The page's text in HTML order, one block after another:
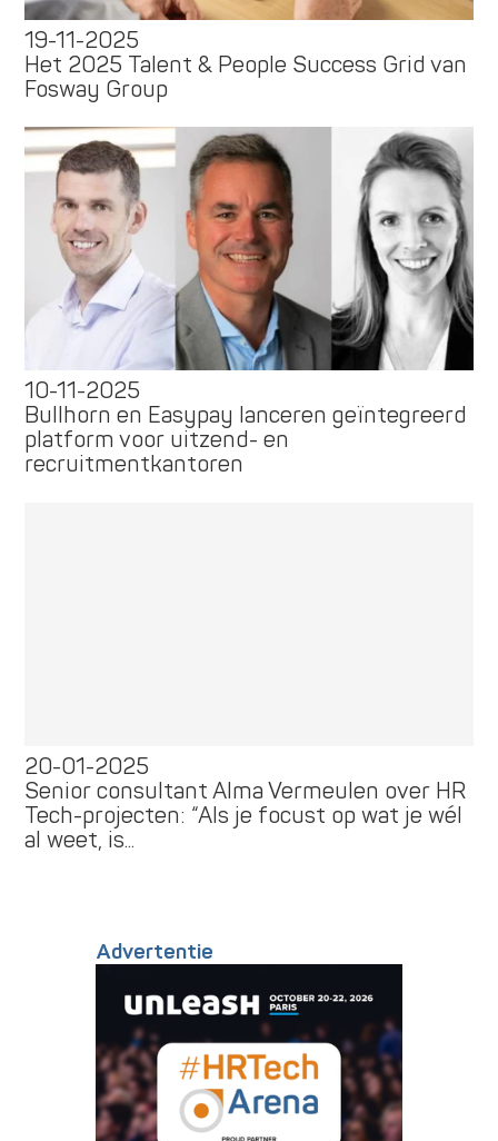
19-11-2025
Het 2025 Talent & People Success Grid van
Fosway Group
10-11-2025
Bullhorn en Easypay lanceren geïntegreerd
platform voor uitzend- en
recruitmentkantoren
20-01-2025
Senior consultant Alma Vermeulen over HR
Tech-projecten: “Als je focust op wat je wél
al weet, is...
Advertentie